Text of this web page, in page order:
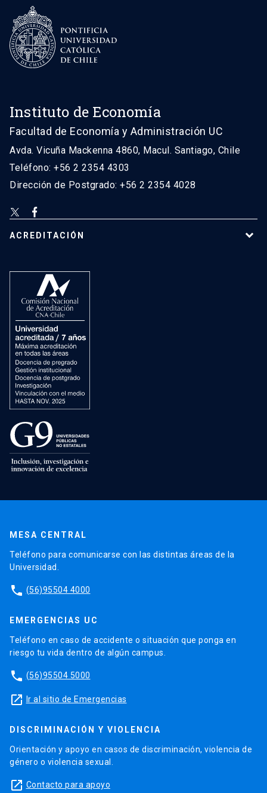
Instituto de Economía
Facultad de Economía y Administración UC
Avda. Vicuña Mackenna 4860, Macul. Santiago, Chile
Teléfono: +56 2 2354 4303
Dirección de Postgrado: +56 2 2354 4028
ACREDITACIÓN
MESA CENTRAL
Teléfono para comunicarse con las distintas áreas de la
Universidad.
phone (56)95504 4000
EMERGENCIAS UC
Teléfono en caso de accidente o situación que ponga en
riesgo tu vida dentro de algún campus.
phone (56)95504 5000
launch Ir al sitio de Emergencias
DISCRIMINACIÓN Y VIOLENCIA
Orientación y apoyo en casos de discriminación, violencia de
género o violencia sexual.
launch Contacto para apoyo